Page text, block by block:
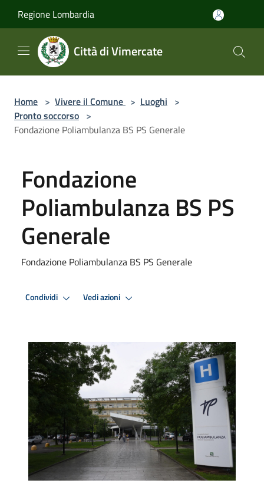
Regione Lombardia
Città di Vimercate
Home > Vivere il Comune > Luoghi >
Pronto soccorso >
Fondazione Poliambulanza BS PS Generale
Fondazione
Poliambulanza BS PS
Generale
Fondazione Poliambulanza BS PS Generale
Condividi Vedi azioni